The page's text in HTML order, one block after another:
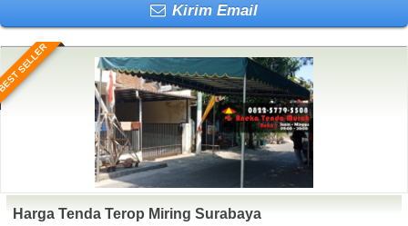
Kirim Email
SELLER
Harga Tenda Terop Miring Surabaya